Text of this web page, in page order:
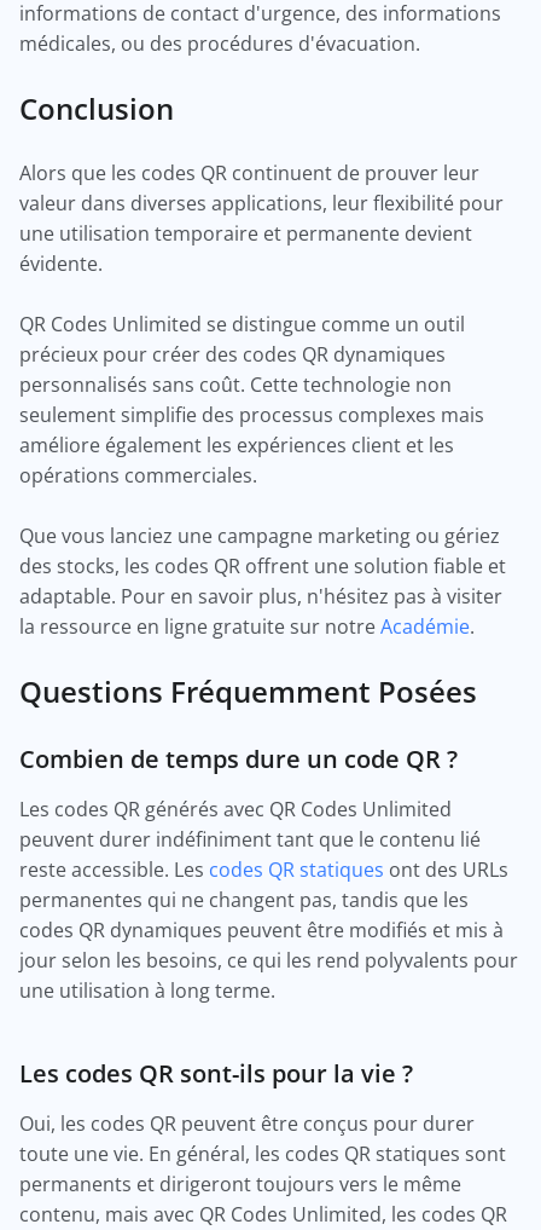
informations de contact d'urgence, des informations
médicales, ou des procédures d'évacuation.
Conclusion
Alors que les codes QR continuent de prouver leur
valeur dans diverses applications, leur flexibilité pour
une utilisation temporaire et permanente devient
évidente.
QR Codes Unlimited se distingue comme un outil
précieux pour créer des codes QR dynamiques
personnalisés sans coût. Cette technologie non
seulement simplifie des processus complexes mais
améliore également les expériences client et les
opérations commerciales.
Que vous lanciez une campagne marketing ou gériez
des stocks, les codes QR offrent une solution fiable et
adaptable. Pour en savoir plus, n'hésitez pas à visiter
la ressource en ligne gratuite sur notreAcadémie.
Questions Fréquemment Posées
Combien de temps dure un code QR ?
Les codes QR générés avec QR Codes Unlimited
peuvent durer indéfiniment tant que le contenu lié
reste accessible. Les codes QR statiques ont des URLs
permanentes qui ne changent pas, tandis que les
codes QR dynamiques peuvent être modifiés et mis à
jour selon les besoins, ce qui les rend polyvalents pour
une utilisation à long terme.
Les codes QR sont-ils pour la vie ?
Oui, les codes QR peuvent être conçus pour durer
toute une vie. En général, les codes QR statiques sont
permanents et dirigeront toujours vers le même
contenu, mais avec QR Codes Unlimited, les codes QR